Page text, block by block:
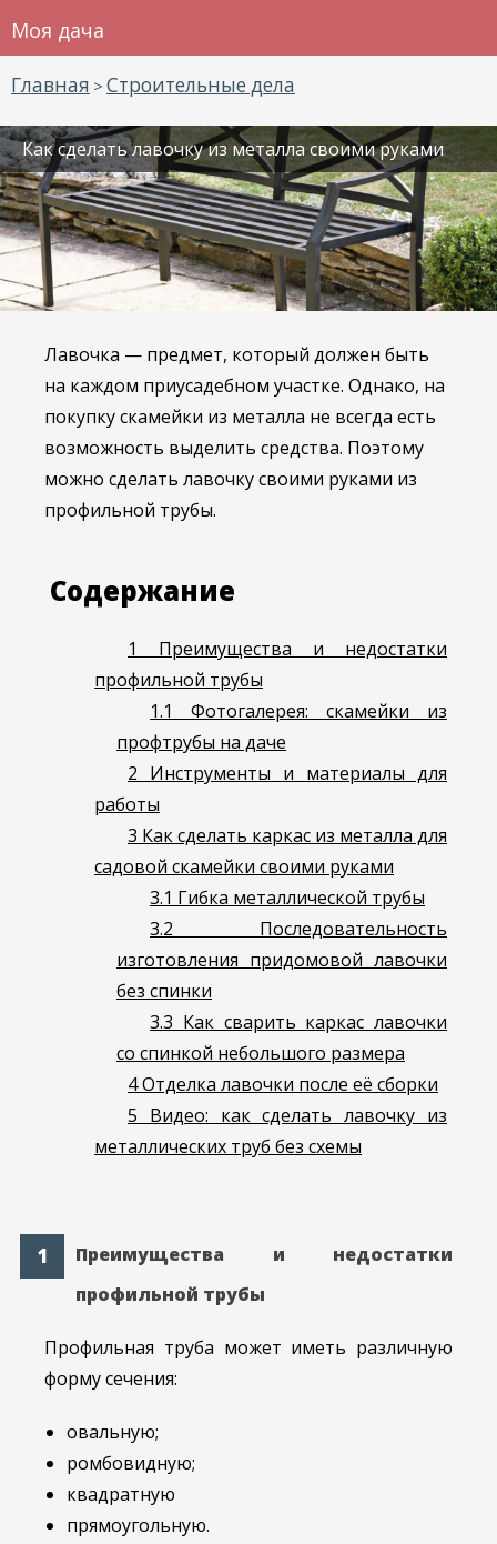
Моя дача
Главная > Строительные дела
Как сделать лавочку из металла своими руками
Лавочка — предмет, который должен быть
на каждом приусадебном участке. Однако, на
покупку скамейки из металла не всегда есть
возможность выделить средства. Поэтому
можно сделать лавочку своими руками из
профильной трубы.
Содержание
1
Преимущества и недостатки
профильной трубы
1.1
Фотогалерея: скамейки из
профтрубы на даче
2 Инструменты и материалы для
работы
3 Как сделать каркас из металла для
садовой скамейки своими руками
3.1 Гибка металлической трубы
3.2 Последовательность
изготовления придомовой лавочки
без спинки
3.3 Как сварить каркас лавочки
со спинкой небольшого размера
4Отделка лавочки после её сборки
5 Видео: как сделать лавочку из
металлических труб без схемы
Преимущества и недостатки
профильной трубы
Профильная труба может иметь различную
форму сечения:
овальную;
ромбовидную;
квадратную
прямоугольную.